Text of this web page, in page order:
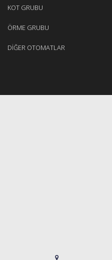
KOT GRUBU
ÖRME GRUBU
DİĞER OTOMATLAR